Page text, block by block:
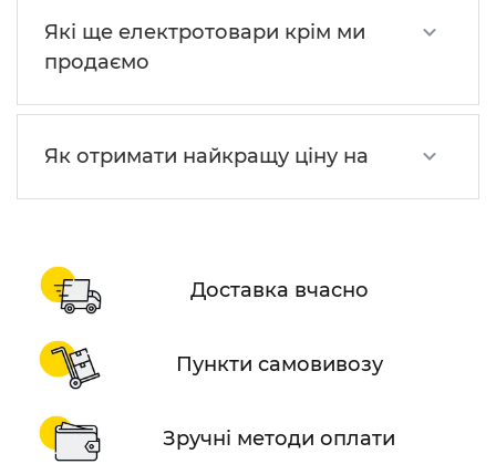
Які ще електротовари крім ми
продаємо
Як отримати найкращу ціну на
Доставка вчасно
Пункти самовивозу
Зручні методи оплати